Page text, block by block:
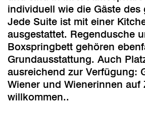
individuell wie die Gäste des
Jede Suite ist mit einer
ausgestattet. Regendusche
Boxspringbett gehören
Grundausstattung. Auch
ausreichend zur Verfügung:
Wiener und Wienerinnen auf
willkommen..